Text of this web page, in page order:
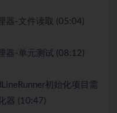
器-文件读取 (05:04)
器-单元测试 (08:12)
初始化项目需
器 (10:47)